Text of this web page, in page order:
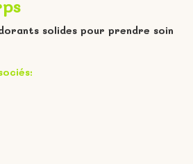
solides pour prendre soin